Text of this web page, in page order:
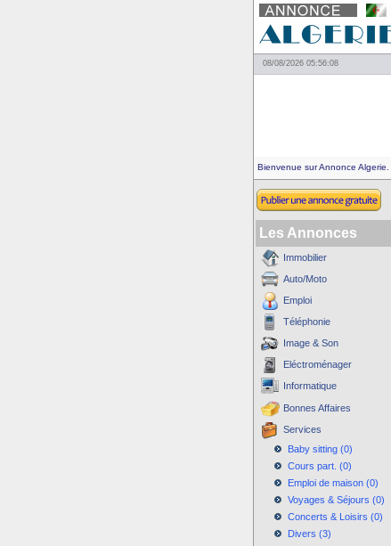
08/08/2026 05:56:08
Bienvenue sur Annonce Algerie.
Les Annonces
Immobilier
Auto/Moto
Emploi
Téléphonie
Image & Son
Eléctroménager
Informatique
Bonnes Affaires
Services
Baby sitting (0)
Cours part. (0)
Emploi de maison (0)
Voyages & Séjours (0)
Concerts & Loisirs (0)
Divers (3)